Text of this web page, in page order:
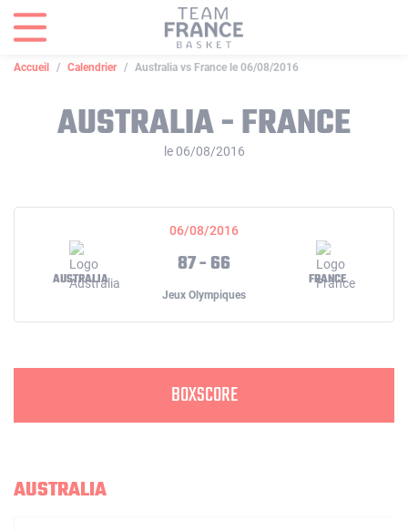
Accueil Calendrier Australia vs France le 06/08/2016
AUSTRALIA - FRANCE
le 06/08/2016
06/08/2016
AUSTRALIA
87 - 66
FRANCE
Jeux Olympiques
BOXSCORE
AUSTRALIA
Panneau de gestion des cookies